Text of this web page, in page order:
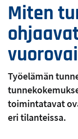
Miten
Työelämän
toimintatavat
eri tilanteissa.